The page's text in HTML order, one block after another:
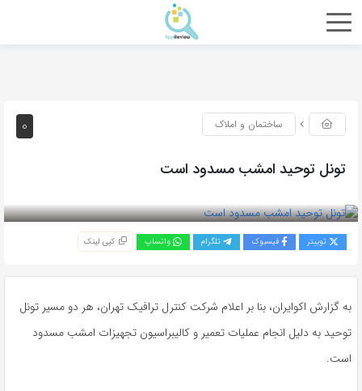
0 ساختمان و املاک
تونل توحید امشب مسدود است
توییتر فیسبوک تلگرام واتساپ کپی لینک
به گزارش اکوایران، بنا بر اعلام شرکت کنترل ترافیک تهران، هر دو مسیر تونل
توحید به دلیل انجام عملیات تعمیر و کالیبراسیون تجهیزات امشب مسدود
است.